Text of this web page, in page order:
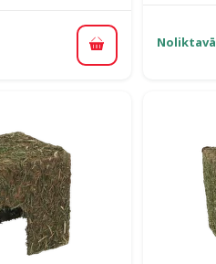
Pievienot grozam
Noliktavā